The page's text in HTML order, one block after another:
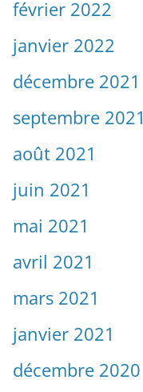
février 2022
janvier 2022
décembre 2021
septembre 2021
août 2021
juin 2021
mai 2021
avril 2021
mars 2021
janvier 2021
décembre 2020